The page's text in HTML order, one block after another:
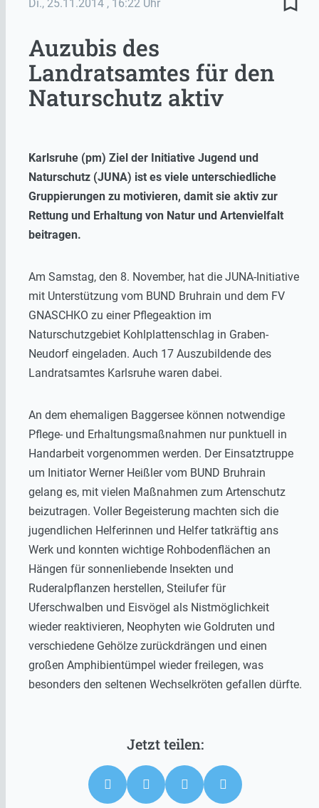
Di., 25.11.2014 , 16:22 Uhr
Auzubis des
Landratsamtes für den
Naturschutz aktiv
Karlsruhe (pm) Ziel der Initiative Jugend und
Naturschutz (JUNA) ist es viele unterschiedliche
Gruppierungen zu motivieren, damit sie aktiv zur
Rettung und Erhaltung von Natur und Artenvielfalt
beitragen.
Am Samstag, den 8. November, hat die JUNA-Initiative
mit Unterstützung vom BUND Bruhrain und dem FV
GNASCHKO zu einer Pflegeaktion im
Naturschutzgebiet Kohlplattenschlag in Graben-
Neudorf eingeladen. Auch 17 Auszubildende des
Landratsamtes Karlsruhe waren dabei.
An dem ehemaligen Baggersee können notwendige
Pflege- und Erhaltungsmaßnahmen nur punktuell in
Handarbeit vorgenommen werden. Der Einsatztruppe
um Initiator Werner Heißler vom BUND Bruhrain
gelang es, mit vielen Maßnahmen zum Artenschutz
beizutragen. Voller Begeisterung machten sich die
jugendlichen Helferinnen und Helfer tatkräftig ans
Werk und konnten wichtige Rohbodenflächen an
Hängen für sonnenliebende Insekten und
Ruderalpflanzen herstellen, Steilufer für
Uferschwalben und Eisvögel als Nistmöglichkeit
wieder reaktivieren, Neophyten wie Goldruten und
verschiedene Gehölze zurückdrängen und einen
großen Amphibientümpel wieder freilegen, was
besonders den seltenen Wechselkröten gefallen dürfte.